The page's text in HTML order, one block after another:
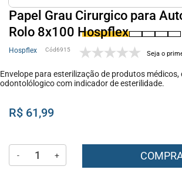
Papel Grau Cirurgico para
Rolo 8x100 Hospflex
Hospflex 6915 Seja o
Envelope para esterilização de produtos médicos,
odontolólogico com indicador de esterilidade.
R$ 61,99
- +